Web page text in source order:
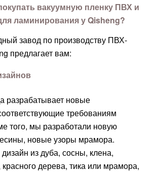
вакуумную пленку ПВХ и
ламинирования у Qisheng?
завод по производству ПВХ-
предлагает вам:
разрабатывает новые
требованиям
того, мы разработали новую
новые узоры мрамора.
из дуба, сосны, клена,
дерева, тика или мрамора,